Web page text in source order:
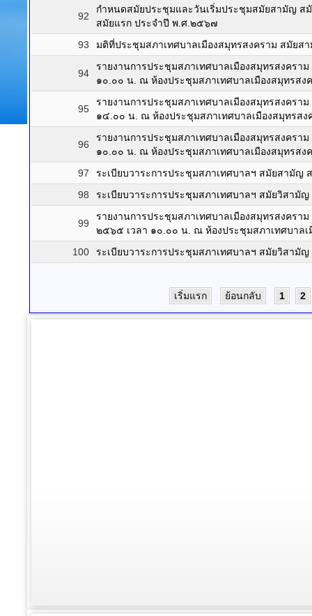
92
กำหนดสมัยประชุมและวันเริ่มประชุมสมัยสามัญ ส
สมัยแรก ประจำปี พ.ศ.๒๕๖๗
93
มติที่ประชุมสภาเทศบาลเมืองสมุทรสงคราม สมัย
94
รายงานการประชุมสภาเทศบาลเมืองสมุทรสงค
๑๐.๐๐ น. ณ ห้องประชุมสภาเทศบาลเมืองสมุทรสง
95
รายงานการประชุมสภาเทศบาลเมืองสมุทรสงคร
๑๔.๐๐ น. ณ ห้องประชุมสภาเทศบาลเมืองสมุทรสง
96
รายงานการประชุมสภาเทศบาลเมืองสมุทรสงคร
๑๐.๐๐ น. ณ ห้องประชุมสภาเทศบาลเมืองสมุทรสง
97
ระเบียบวาระการประชุมสภาเทศบาลฯ สมัยสามั
98
ระเบียบวาระการประชุมสภาเทศบาลฯ สมัยวิสา
99
รายงานการประชุมสภาเทศบาลเมืองสมุทรสงคร
๒๕๖๕ เวลา ๑๐.๐๐ น. ณ ห้องประชุมสภาเทศบาลเ
100
ระเบียบวาระการประชุมสภาเทศบาลฯ สมัยวิสา
เริ่มแรก ย้อนกลับ 1 2